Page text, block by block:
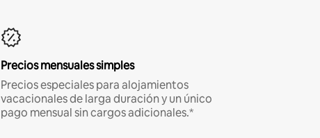
Precios mensuales simples
Precios especiales para alojamientos
vacacionales de larga duración y un único
pago mensual sin cargos adicionales.*